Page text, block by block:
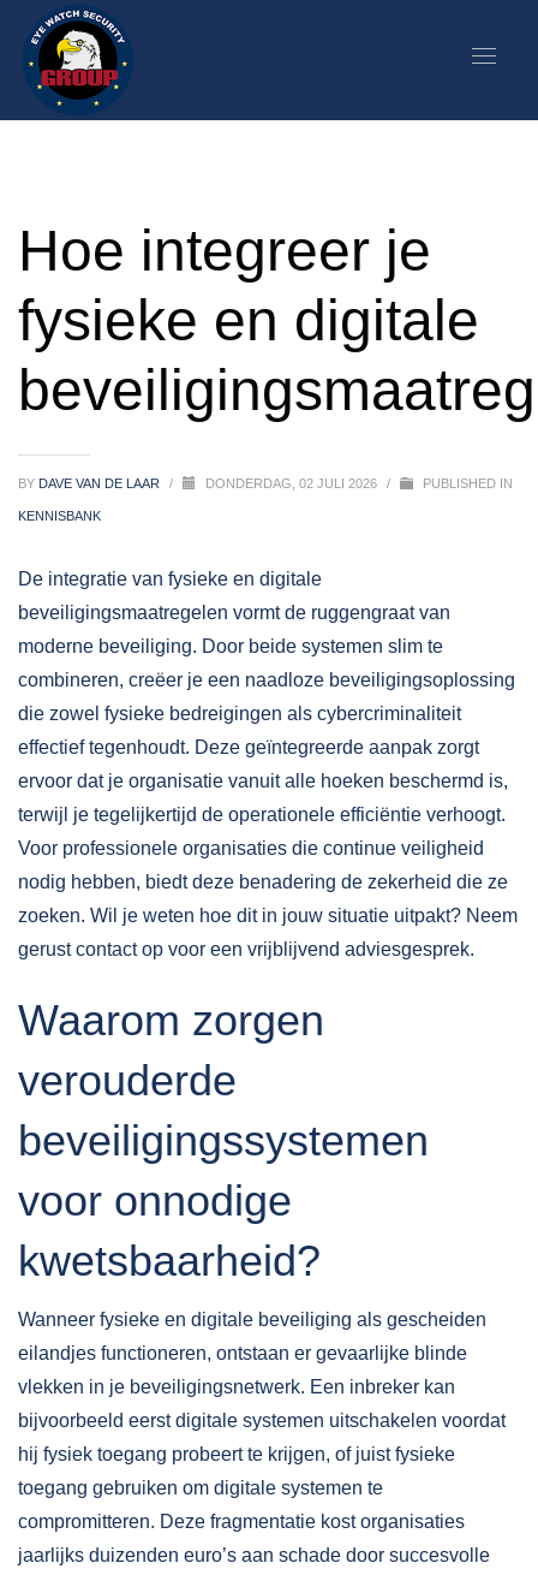
Hoe integreer je
fysieke en digitale
BY DAVE VAN DE LAAR / DONDERDAG, 02 JULI 2026 / PUBLISHED IN
KENNISBANK
De integratie van fysieke en digitale
beveiligingsmaatregelen vormt de ruggengraat van
moderne beveiliging. Door beide systemen slim te
combineren, creëer je een naadloze beveiligingsoplossing
die zowel fysieke bedreigingen als cybercriminaliteit
effectief tegenhoudt. Deze geïntegreerde aanpak zorgt
ervoor dat je organisatie vanuit alle hoeken beschermd is,
terwijl je tegelijkertijd de operationele efficiëntie verhoogt.
Voor professionele organisaties die continue veiligheid
nodig hebben, biedt deze benadering de zekerheid die ze
zoeken. Wil je weten hoe dit in jouw situatie uitpakt? Neem
gerustcontactop voor een vrijblijvend adviesgesprek.
Waarom zorgen
verouderde
beveiligingssystemen
voor onnodige
kwetsbaarheid?
Wanneer fysieke en digitale beveiliging als gescheiden
eilandjes functioneren, ontstaan er gevaarlijke blinde
vlekken in je beveiligingsnetwerk. Een inbreker kan
bijvoorbeeld eerst digitale systemen uitschakelen voordat
hij fysiek toegang probeert te krijgen, of juist fysieke
toegang gebruiken om digitale systemen te
compromitteren. Deze fragmentatie kost organisaties
jaarlijks duizenden euro’s aan schade door succesvolle